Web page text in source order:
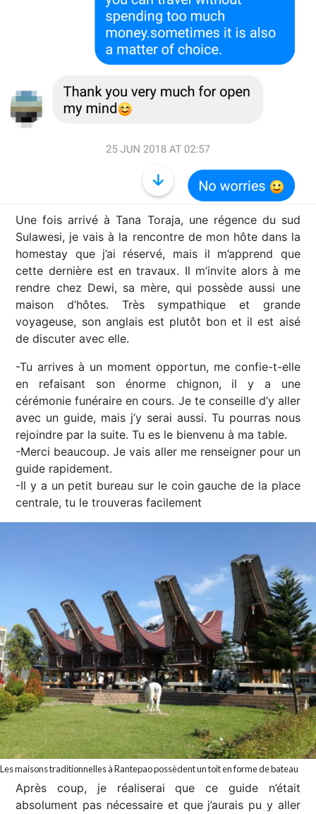
Une fois arrivé à Tana Toraja, une régence du sud
Sulawesi, je vais à la rencontre de mon hôte dans la
homestay que j’ai réservé, mais il m’apprend que
cette dernière est en travaux. Il m’invite alors à me
rendre chez Dewi, sa mère, qui possède aussi une
maison d’hôtes. Très sympathique et grande
voyageuse, son anglais est plutôt bon et il est aisé
de discuter avec elle.
-Tu arrives à un moment opportun, me confie-t-elle
en refaisant son énorme chignon, il y a une
cérémonie funéraire en cours. Je te conseille d’y aller
avec un guide, mais j’y serai aussi. Tu pourras nous
rejoindre par la suite. Tu es le bienvenu à ma table.
-Merci beaucoup. Je vais aller me renseigner pour un
guide rapidement.
-Il y a un petit bureau sur le coin gauche de la place
centrale, tu le trouveras facilement
Les maisons traditionnelles à Rantepao possèdent un toit en forme de bateau
Après coup, je réaliserai que ce guide n’était
absolument pas nécessaire et que j’aurais pu y aller